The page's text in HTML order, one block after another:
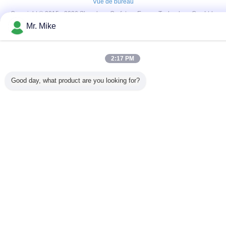
Vue de bureau
Copyright © 2015 - 2026 Shandong Ourfuture Energy Technology Co., Ltd..
Mr. Mike
2:17 PM
Good day, what product are you looking for?